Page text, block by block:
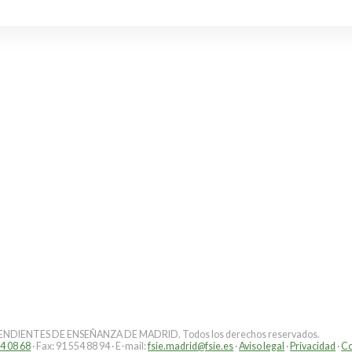
DE ENSEÑANZA DE MADRID. Todos los derechos reservados.
08 68· Fax: 91 554 88 94 · E-mail:fsie.madrid@fsie.es ·Aviso legal · Privacidad ·